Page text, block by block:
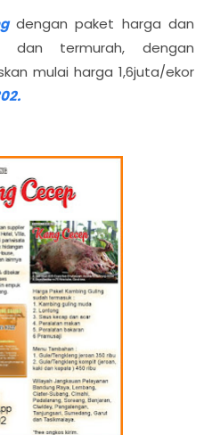
dengan paket harga dan
dan termurah, dengan
mulai harga 1,6juta/ekor